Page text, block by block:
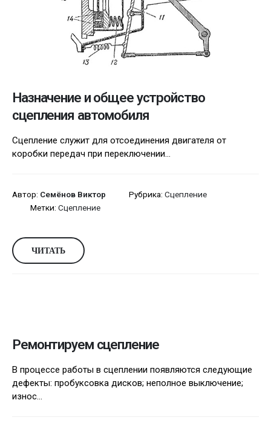
Назначение и общее устройство
сцепления автомобиля
Сцепление служит для отсоединения двигателя от
коробки передач при переключении...
Автор: Семёнов Виктор Рубрика: Сцепление
Метки: Сцепление
ЧИТАТЬ
Ремонтируем сцепление
В процессе работы в сцеплении появляются следующие
дефекты: пробуксовка дисков; неполное выключение;
износ...